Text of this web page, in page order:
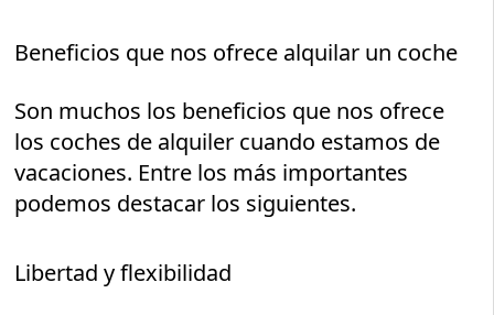
Beneficios que nos ofrece alquilar un coche
Son muchos los beneficios que nos ofrece
los coches de alquiler cuando estamos de
vacaciones. Entre los más importantes
podemos destacar los siguientes.
Libertad y flexibilidad